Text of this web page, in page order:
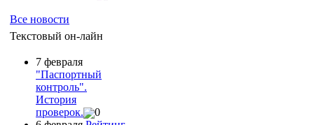
Все новости
Текстовый он-лайн
7 февраля
"Паспортный
контроль".
История
проверок.
0